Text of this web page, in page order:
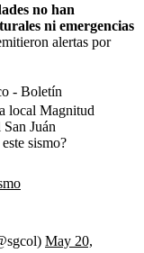
no han
ni emergencias
alertas por
- Boletín
local Magnitud
Juán
sismo?
May 20,